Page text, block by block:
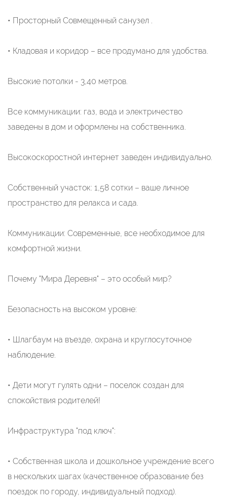
• Просторный Совмещенный санузел .
• Кладовая и коридор – все продумано для удобства.
Высокие потолки - 3,40 метров.
Все коммуникации: газ, вода и электричество
заведены в дом и оформлены на собственника.
Высокоскоростной интернет заведен индивидуально.
Собственный участок: 1,58 сотки – ваше личное
пространство для релакса и сада.
Коммуникации: Современные, все необходимое для
комфортной жизни.
Почему "Мира Деревня" – это особый мир?
Безопасность на высоком уровне:
• Шлагбаум на въезде, охрана и круглосуточное
наблюдение.
• Дети могут гулять одни – поселок создан для
спокойствия родителей!
Инфраструктура "под ключ":
• Собственная школа и дошкольное учреждение всего
в нескольких шагах (качественное образование без
поездок по городу, индивидуальный подход).